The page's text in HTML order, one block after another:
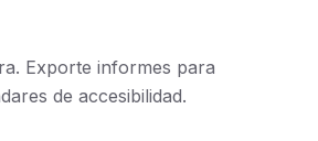
Exporte informes para
de accesibilidad.